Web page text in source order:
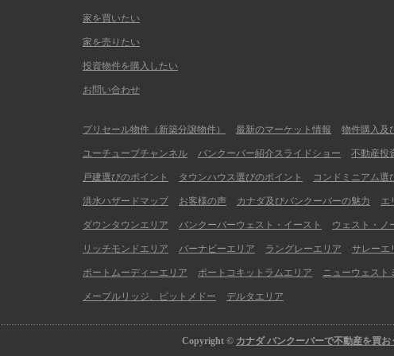
家を買いたい
家を売りたい
投資物件を購入したい
お問い合わせ
プリセール物件（新築分譲物件） 最新のマーケット情報 物件購入及
ユーチューブチャンネル バンクーバー紹介スライドショー 不動産投
戸建選びのポイント タウンハウス選びのポイント コンドミニアム選
洪水ハザードマップ お客様の声 カナダ及びバンクーバーの魅力 エ
ダウンタウンエリア バンクーバーウェスト・イースト ウェスト・ノ
リッチモンドエリア バーナビーエリア ラングレーエリア サレーエ
ポートムーディーエリア ポートコキットラムエリア ニューウェスト
メープルリッジ、ピットメドー デルタエリア
Copyright © カナダ バンクーバーで不動産を買お